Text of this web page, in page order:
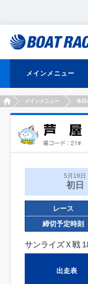
メインメニュー
HOMEメインメニュー 本日
5月19日
初日
レース
締切予定時刻
サンライズＸ戦
出走表